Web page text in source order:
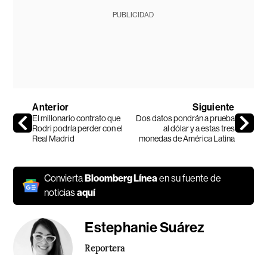
PUBLICIDAD
Anterior
El millonario contrato que
Rodri podría perder con el
Real Madrid
Siguiente
Dos datos pondrán a prueba
al dólar y a estas tres
monedas de América Latina
ConviertaBloomberg Líneaen su fuente de
noticiasaquí
Estephanie Suárez
Reportera